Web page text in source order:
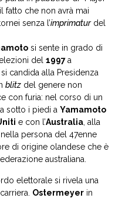
fatto che non avrà mai
senza l’imprimaturdel
si sente in grado di
del 1997a
si candida alla Presidenza
blitz del genere non
con furia: nel corso di un
sotto i piedi a Yamamoto
e con l’Australia , alla
persona del 47enne
di origine olandese che è
australiana.
elettorale si rivela una
Ostermeyer in